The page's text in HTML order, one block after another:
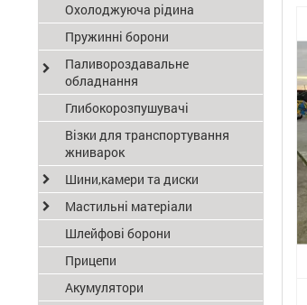
Охолоджуюча рідина
Пружинні борони
Паливороздавальне
обладнання
Глибокорозпушувачі
Візки для транспортування
жниварок
Шини,камери та диски
Мастильні матеріали
Шлейфові борони
Прицепи
Акумулятори